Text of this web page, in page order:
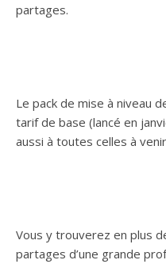
partages.
Le pack de mise à niveau
tarif de base (lancé en
aussi à toutes celles à
Vous y trouverez en plus
partages d’une grande